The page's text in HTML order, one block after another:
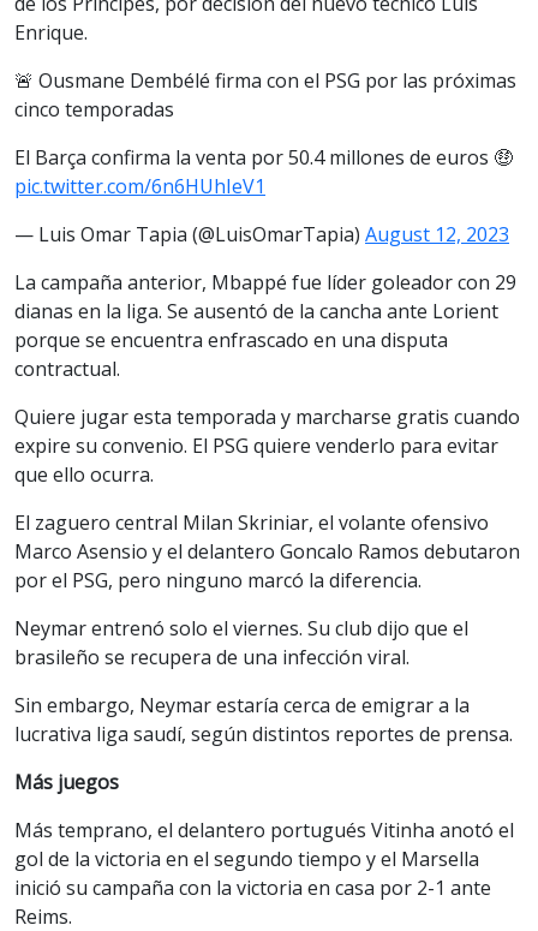
Enrique.
🚨 Ousmane Dembélé firma con el PSG por las próximas
cinco temporadas
El Barça confirma la venta por 50.4 millones de euros 🤑
pic.twitter.com/6n6HUhIeV1
— Luis Omar Tapia (@LuisOmarTapia) August 12, 2023
La campaña anterior, Mbappé fue líder goleador con 29
dianas en la liga. Se ausentó de la cancha ante Lorient
porque se encuentra enfrascado en una disputa
contractual.
Quiere jugar esta temporada y marcharse gratis cuando
expire su convenio. El PSG quiere venderlo para evitar
que ello ocurra.
El zaguero central Milan Skriniar, el volante ofensivo
Marco Asensio y el delantero Goncalo Ramos debutaron
por el PSG, pero ninguno marcó la diferencia.
Neymar entrenó solo el viernes. Su club dijo que el
brasileño se recupera de una infección viral.
Sin embargo, Neymar estaría cerca de emigrar a la
lucrativa liga saudí, según distintos reportes de prensa.
Más juegos
Más temprano, el delantero portugués Vitinha anotó el
gol de la victoria en el segundo tiempo y el Marsella
inició su campaña con la victoria en casa por 2-1 ante
Reims.